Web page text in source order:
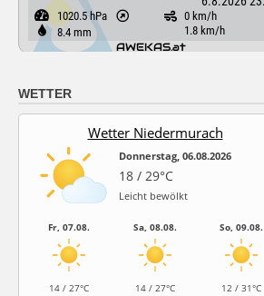
WETTER
Wetter Niedermurach
Donnerstag, 06.08.2026
18 / 29°C
Leicht bewölkt
Fr, 07.08.
14 / 27°C
Sa, 08.08.
14 / 27°C
So, 09.08.
12 / 31°C